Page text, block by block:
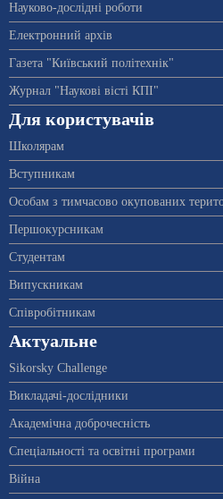
Науково-дослідні роботи
Електронний архів
Газета "Київський політехнік"
Журнал "Наукові вісті КПІ"
Для користувачів
Школярам
Вступникам
Особам з тимчасово окупованих
Першокурсникам
Студентам
Випускникам
Співробітникам
Актуальне
Sikorsky Challenge
Викладачі-дослідники
Академічна доброчесність
Спеціальності та освітні програми
Війна